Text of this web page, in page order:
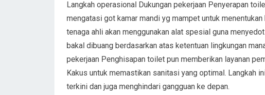
Langkah operasional Dukungan pekerjaan Penyerapan
mengatasi got kamar mandi yg mampet untuk
tenaga ahli akan menggunakan alat spesial guna
bakal dibuang berdasarkan atas ketentuan lingkungan
pekerjaan Penghisapan toilet pun memberikan layanan
Kakus untuk memastikan sanitasi yang optimal. Langkah
terkini dan juga menghindari gangguan ke depan.